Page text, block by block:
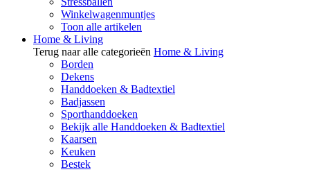
Winkelwagenmuntjes
Toon alle artikelen
Home & Living
Terug naar alle categorieën Home & Living
Borden
Dekens
Handdoeken & Badtextiel
Badjassen
Sporthanddoeken
Bekijk alle Handdoeken & Badtextiel
Kaarsen
Keuken
Bestek